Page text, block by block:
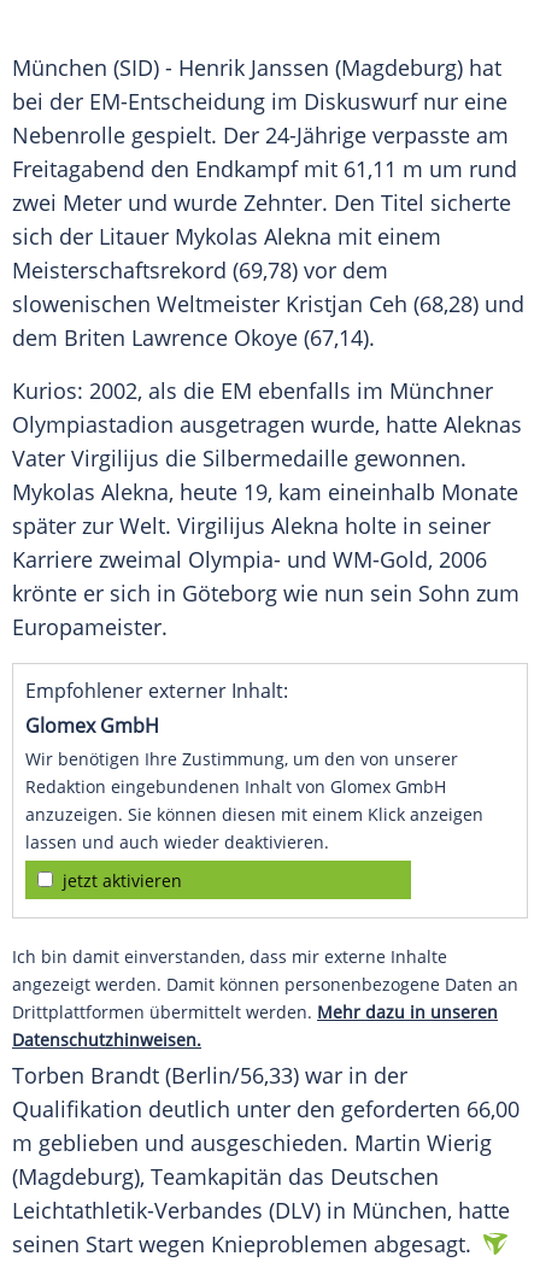
München (SID) - Henrik Janssen (Magdeburg) hat
bei der EM-Entscheidung im Diskuswurf nur eine
Nebenrolle gespielt. Der 24-Jährige verpasste am
Freitagabend den Endkampf mit 61,11 m um rund
zwei Meter und wurde Zehnter. Den Titel sicherte
sich der Litauer Mykolas Alekna mit einem
Meisterschaftsrekord (69,78) vor dem
slowenischen Weltmeister Kristjan Ceh (68,28) und
dem Briten Lawrence Okoye (67,14).
Kurios: 2002, als die EM ebenfalls im Münchner
Olympiastadion ausgetragen wurde, hatte Aleknas
Vater Virgilijus die Silbermedaille gewonnen.
Mykolas Alekna, heute 19, kam eineinhalb Monate
später zur Welt. Virgilijus Alekna holte in seiner
Karriere zweimal Olympia- und WM-Gold, 2006
krönte er sich in Göteborg wie nun sein Sohn zum
Europameister.
Empfohlener externer Inhalt:
Glomex GmbH
Wir benötigen Ihre Zustimmung, um den von unserer
Redaktion eingebundenen Inhalt von Glomex GmbH
anzuzeigen. Sie können diesen mit einem Klick anzeigen
lassen und auch wieder deaktivieren.
jetzt aktivieren
Ich bin damit einverstanden, dass mir externe Inhalte
angezeigt werden. Damit können personenbezogene Daten an
Drittplattformen übermittelt werden. Mehr dazu in unseren
Datenschutzhinweisen.
Torben Brandt (Berlin/56,33) war in der
Qualifikation deutlich unter den geforderten 66,00
m geblieben und ausgeschieden. Martin Wierig
(Magdeburg), Teamkapitän das Deutschen
Leichtathletik-Verbandes (DLV) in München, hatte
seinen Start wegen Knieproblemen abgesagt.